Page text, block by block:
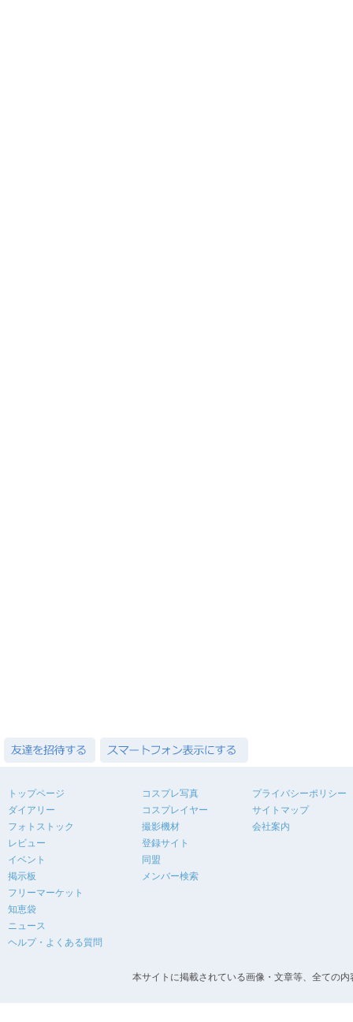
トップページ
ダイアリー
フォトストック
レビュー
イベント
掲示板
フリーマーケット
知恵袋
ニュース
ヘルプ・よくある質問
コスプレ写真
コスプレイヤー
撮影機材
登録サイト
同盟
メンバー検索
プライバシーポリシー
サイトマップ
会社案内
本サイトに掲載されている画像・文章等、全ての